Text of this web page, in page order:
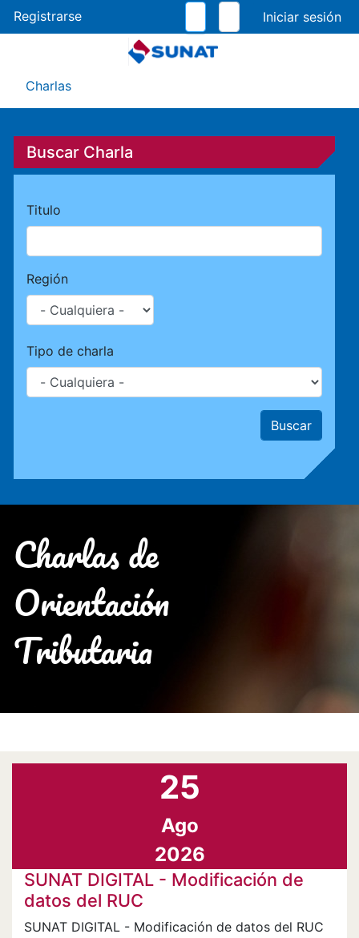
al
contenido
Registrarse
Menú Asistente
Charlas
Buscar Charla
Titulo
Región
Tipo de charla
Charlas de
Orientación
Tributaria
25
Ago
2026
SUNAT DIGITAL - Modificación de
datos del RUC
SUNAT DIGITAL - Modificación de datos del RUC